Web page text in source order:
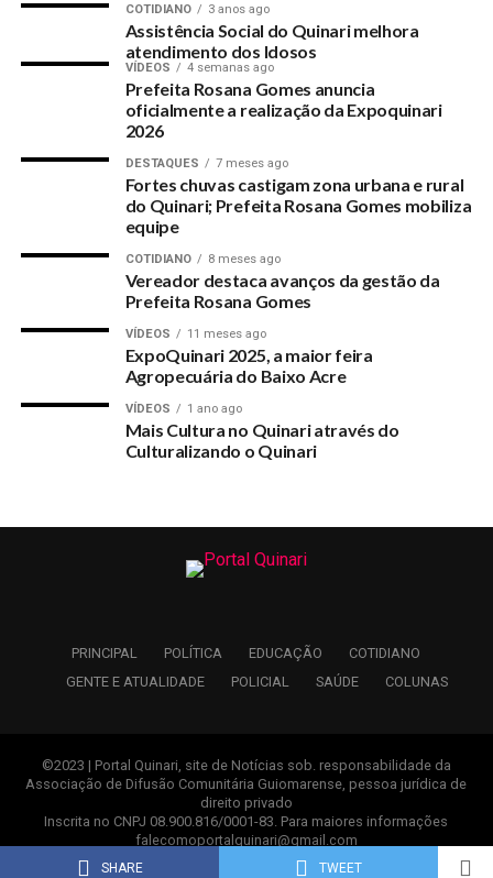
SHARE TWEET
COTIDIANO 3 anos ago
Assistência Social do Quinari melhora
atendimento dos Idosos
VÍDEOS 4 semanas ago
Prefeita Rosana Gomes anuncia
oficialmente a realização da Expoquinari
2026
DESTAQUES 7 meses ago
Fortes chuvas castigam zona urbana e rural
do Quinari; Prefeita Rosana Gomes mobiliza
equipe
COTIDIANO 8 meses ago
Vereador destaca avanços da gestão da
Prefeita Rosana Gomes
VÍDEOS 11 meses ago
ExpoQuinari 2025, a maior feira
Agropecuária do Baixo Acre
VÍDEOS 1 ano ago
Mais Cultura no Quinari através do
Culturalizando o Quinari
PRINCIPAL POLÍTICA EDUCAÇÃO
COTIDIANO
GENTE E ATUALIDADE
POLICIAL SAÚDE COLUNAS
©2023 | Portal Quinari, site de Notícias sob. responsabilidade da
Associação de Difusão Comunitária Guiomarense, pessoa jurídica de
direito privado
Inscrita no CNPJ 08.900.816/0001-83. Para maiores informações
falecomoportalquinari@gmail.com
Desenvolvido com ♥ pelaAGEBOX